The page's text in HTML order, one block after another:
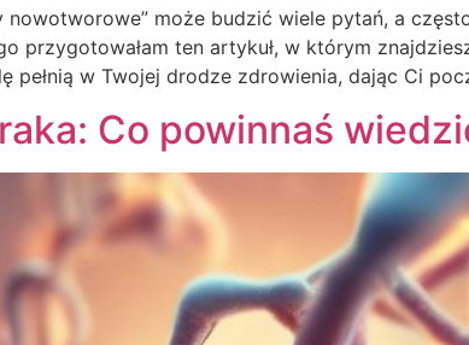
nowotworowe” może budzić wiele pytań, a
przygotowałam ten artykuł, w którym
pełnią w Twojej drodze zdrowienia, dając Ci
Co powinnaś